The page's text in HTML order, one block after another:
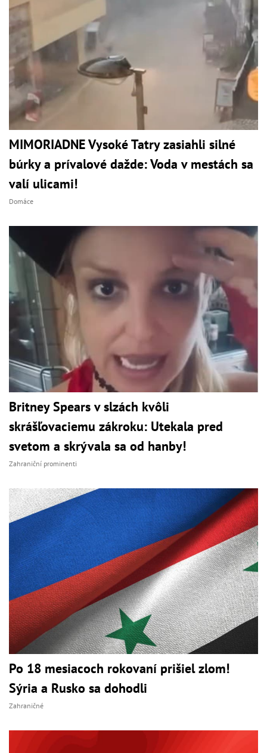
MIMORIADNE Vysoké Tatry zasiahli silné
búrky a prívalové dažde: Voda v mestách sa
valí ulicami!
Domáce
Britney Spears v slzách kvôli
skrášľovaciemu zákroku: Utekala pred
svetom a skrývala sa od hanby!
Zahraniční prominenti
Po 18 mesiacoch rokovaní prišiel zlom!
Sýria a Rusko sa dohodli
Zahraničné